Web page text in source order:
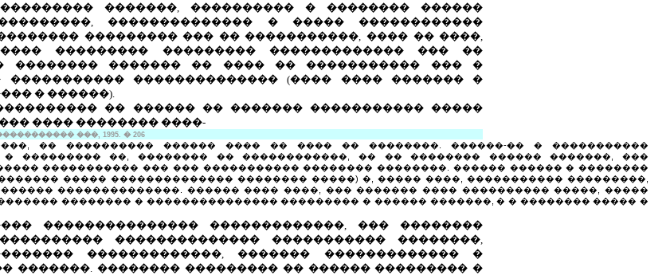
�������, ���������� � �������� ������
�������������� � ����� ������������
��������� ��� �� �����������, ���� �� ����,
��������� ��������� ������������� ��� ��
�������� ������� �� ���� �� ����������� ��� �
����������� �������������� (���� ���� ������� �
� ������).
�� ������ �� ������� ����������� �����
���� �������� ����-
���, 1995. � 206
�� ���������� ������ ���� �� ���� �� ��������. ������-�� � �����������
��������� ��, �������� �� ������������, �� �� �������� ������ �������, ���
����������� ��� ��� ����������� �������� ��������. ������ ������ � ��������
����� �������������� �������� �����) �, ����� ����, ����������� ���������,
��������������. ������ ���� ����, ��� ������� ���� ���������� �����, �����
�������� � ��������������� ��������� � ������ �������, � � �������� ����� �
��������������� �������������, ��� ��������
�������������� ����������� ��������,
�������������, ������� ������������� �
�������. �������� ��������� �� ������ ��������� �